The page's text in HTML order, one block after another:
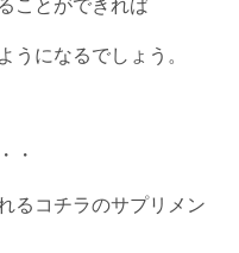
になるでしょう。
・
るコチラのサプリメン